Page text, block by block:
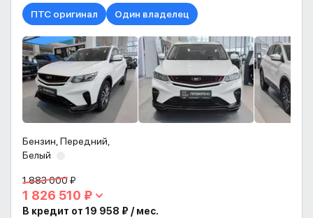
ПТС оригинал Один владелец
Бензин, Передний,
Белый
1 883 000 ₽
1 826 510 ₽
В кредит от 19 958 ₽ / мес.